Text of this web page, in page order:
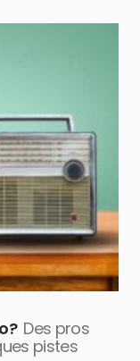
Des pros
pistes